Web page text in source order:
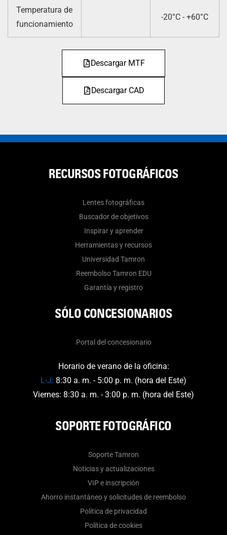
Temperatura de
funcionamiento
-20°C - +60°C
Descargar MTF
Descargar CAD
RECURSOS FOTOGRÁFICOS
Lentes fotográficas
Buscador de objetivos
Inspirar y aprender
Herramientas y recursos
Universidad Tamron
Reembolso Tamron EDU
Garantía y registro
SÓLO CONCESIONARIOS
Portal del concesionario
Horario de verano de la oficina:
L-J: 8:30 a. m. - 5:00 p. m. (hora del Este)
Viernes: 8:30 a. m. - 3:00 p. m. (hora del Este)
SOPORTE FOTOGRÁFICO
Soporte Tamron
Noticias y actualizaciones
VIP e inscripción
Ahorro instantáneo y solicitudes de reembolso
Política de privacidad
Política de cookies